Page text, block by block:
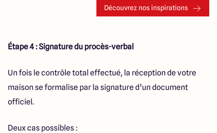
Découvrez nos inspirations
Étape 4 : Signature du procès-verbal
Un fois le contrôle total effectué, la réception de votre
maison se formalise par la signature d’un document
officiel.
Deux cas possibles :